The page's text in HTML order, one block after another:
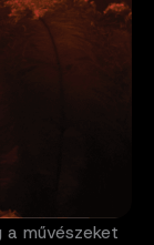
művészeket